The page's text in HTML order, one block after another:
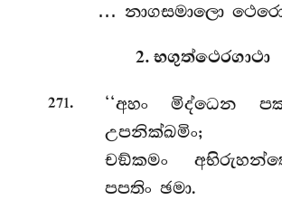
… නාගසමාලො
2. භගුත්ථෙරගාථා
271.
‘‘අහං මිද්ධෙන
උපනික්ඛමිං;
චඞ්කමං
පපතිං ඡමා.